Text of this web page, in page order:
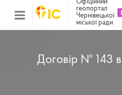
Офіційний
геопортал
Чернівецької
міської ради
Договір № 143